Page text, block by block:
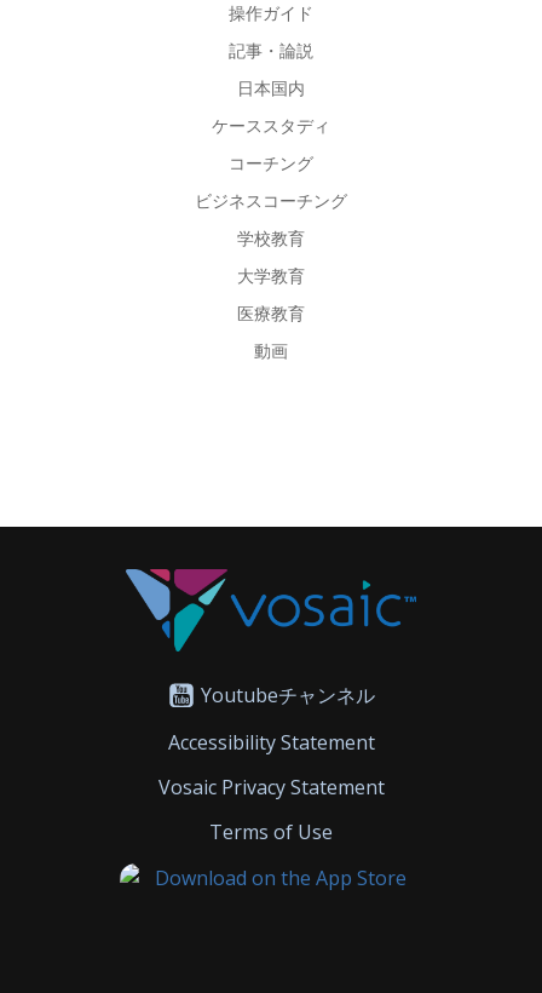
操作ガイド
記事・論説
日本国内
ケーススタディ
コーチング
ビジネスコーチング
学校教育
大学教育
医療教育
動画
Youtubeチャンネル
Accessibility Statement
Vosaic Privacy Statement
Terms of Use